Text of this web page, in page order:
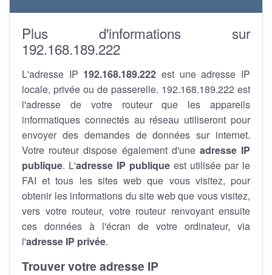
Plus d'informations sur
192.168.189.222
L'adresse IP 192.168.189.222 est une adresse IP
locale, privée ou de passerelle. 192.168.189.222 est
l'adresse de votre routeur que les appareils
informatiques connectés au réseau utiliseront pour
envoyer des demandes de données sur internet.
Votre routeur dispose également d'une adresse IP
publique. L'adresse IP publique est utilisée par le
FAI et tous les sites web que vous visitez, pour
obtenir les informations du site web que vous visitez,
vers votre routeur, votre routeur renvoyant ensuite
ces données à l'écran de votre ordinateur, via
l'adresse IP privée.
Trouver votre adresse IP